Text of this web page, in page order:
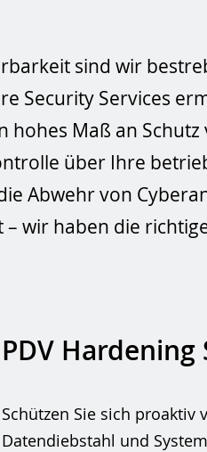
sind wir
Security Services
hohes Maß an
über Ihre
Abwehr von
wir haben die
PDV Hardening
Schützen Sie sich proaktiv
Datendiebstahl und